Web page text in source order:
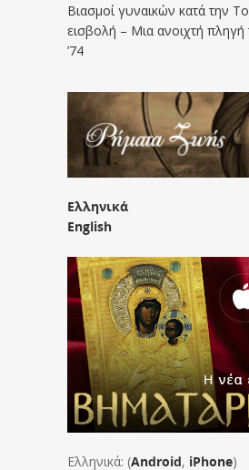
Βιασμοί γυναικών κατά την
εισβολή – Μια ανοιχτή πληγή
’74
Ελληνικά
English
Ελληνικά: (Android, iPhone)